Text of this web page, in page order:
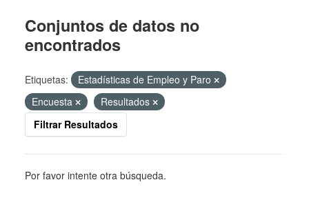
Conjuntos de datos no
encontrados
Etiquetas:
Estadísticas de Empleo y Paro
Encuesta
Resultados
Filtrar Resultados
Por favor intente otra búsqueda.